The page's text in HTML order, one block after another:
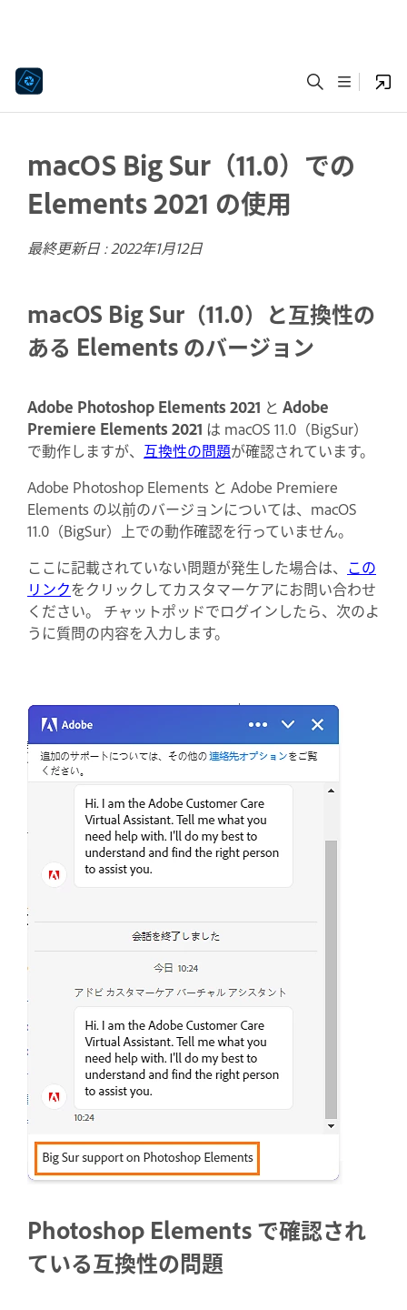
macOS Big Sur（11.0）での
Elements 2021 の使用
最終更新日 :2022年1月12日
macOS Big Sur（11.0）と互換性の
ある Elements のバージョン
Adobe Photoshop Elements 2021 と Adobe
Premiere Elements 2021 は macOS 11.0（BigSur）
で動作しますが、 互換性の問題が確認されています。
Adobe Photoshop Elements と Adobe Premiere
Elements の以前のバージョンについては、macOS
11.0（BigSur）上での動作確認を行っていません。
ここに記載されていない問題が発生した場合は、 この
リンクをクリックしてカスタマーケアにお問い合わせ
ください。 チャットポッドでログインしたら、次のよ
うに質問の内容を入力します。
Photoshop Elements で確認され
ている互換性の問題